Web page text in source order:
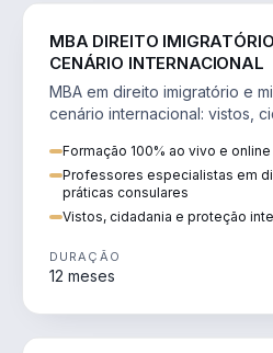
MBA DIREITO
CENÁRIO INTERNACIONAL
MBA em direito imigratório e
cenário internacional: vistos,
Formação 100% ao vivo e online
Professores especialistas em
práticas consulares
Vistos, cidadania e proteção
DURAÇÃO
12 meses